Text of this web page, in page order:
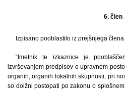
6. člen
Izpisano pooblastilo iz prejšnjega
“Imetnik te izkaznice je
izvrševanjem predpisov o upravnem
organih, organih lokalnih skupnosti, pri
so dolžni postopati po zakonu o